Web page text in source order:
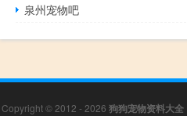
泉州宠物吧
Copyright © 2012 - 2026 狗狗宠物资料大全